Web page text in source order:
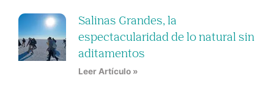
Salinas Grandes, la
espectacularidad de lo natural sin
aditamentos
Leer Artículo »